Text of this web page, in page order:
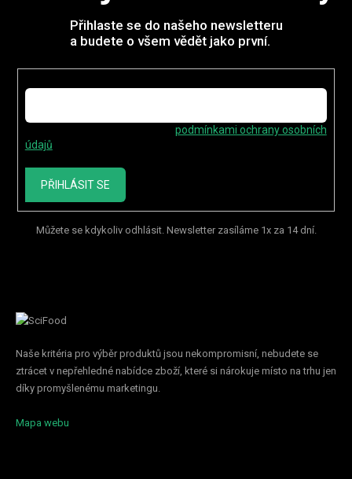
Přihlaste se do našeho newsletteru
a budete o všem vědět jako první.
podmínkami ochrany osobních
údajů
PŘIHLÁSIT SE
Můžete se kdykoliv odhlásit. Newsletter zasíláme 1x za 14 dní.
Naše kritéria pro výběr produktů jsou nekompromisní, nebudete se
ztrácet v nepřehledné nabídce zboží, které si nárokuje místo na trhu jen
díky promyšlenému marketingu.
Mapa webu